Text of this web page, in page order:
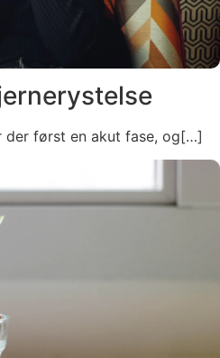
der først en akut fase, og[…]